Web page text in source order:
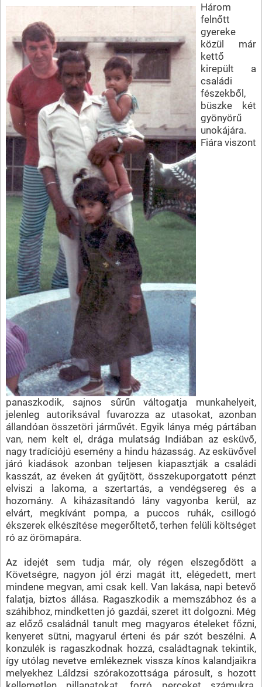
Három
felnőtt
gyereke
közül már
kettő
kirepült a
családi
fészekből,
büszke két
gyönyörű
unokájára.
Fiára viszont
panaszkodik, sajnos sűrűn váltogatja munkahelyeit,
jelenleg autoriksával fuvarozza az utasokat, azonban
állandóan összetöri járművét. Egyik lánya még pártában
van, nem kelt el, drága mulatság Indiában az esküvő,
nagy tradíciójú esemény a hindu házasság. Az esküvővel
járó kiadások azonban teljesen kiapasztják a családi
kasszát, az éveken át gyűjtött, összekuporgatott pénzt
elviszi a lakoma, a szertartás, a vendégsereg és a
hozomány. A kiházasítandó lány vagyonba kerül, az
elvárt, megkívánt pompa, a puccos ruhák, csillogó
ékszerek elkészítése megerőltető, terhen felüli költséget
ró az örömapára.
Az idejét sem tudja már, oly régen elszegődött a
Követségre, nagyon jól érzi magát itt, elégedett, mert
mindene megvan, ami csak kell. Van lakása, napi betevő
falatja, biztos állása. Ragaszkodik a memszábhoz és a
száhibhoz, mindketten jó gazdái, szeret itt dolgozni. Még
az előző családnál tanult meg magyaros ételeket főzni,
kenyeret sütni, magyarul érteni és pár szót beszélni. A
konzulék is ragaszkodnak hozzá, családtagnak tekintik,
így utólag nevetve emlékeznek vissza kínos kalandjaikra
melyekhez Láldzsi szórakozottsága párosult, s hozott